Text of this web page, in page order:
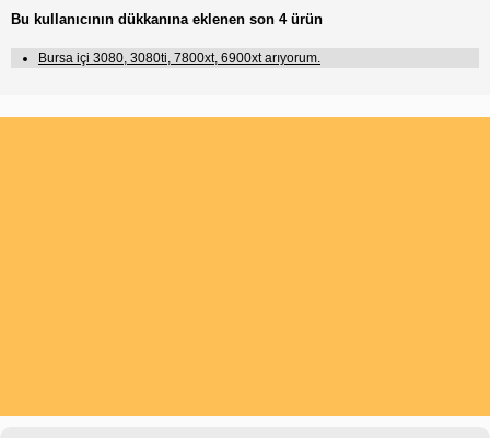
Bu kullanıcının dükkanına eklenen son 4 ürün
Bursa içi 3080, 3080ti, 7800xt, 6900xt arıyorum.